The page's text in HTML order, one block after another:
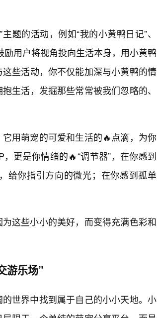
题的活动，例如“我的小黄鸭日记”、
励用户将视角投向生活本身，用小黄鸭
些活动，你不仅能加深与小黄鸭的情
生活，发掘那些常常被我们忽略的、
用萌宠的可爱和生活的🔥点滴，为你
更是你情绪的🔥“调节器”，在你感到
给你指引方向的微光；在你感到孤单
这些小小的美好，而变得充满色彩和
游乐场”
世界中找到属于自己的小小天地。小